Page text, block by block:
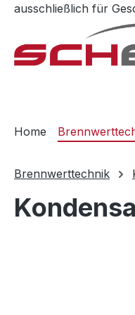
Hauptinhalt springen
Zur Suche springen
Zur
ausschließlich für
Home
Brennwerttechnik